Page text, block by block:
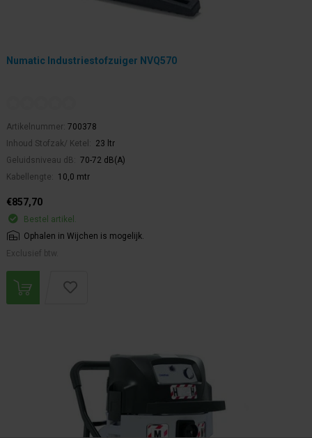
Numatic Industriestofzuiger NVQ570
Artikelnummer: 700378
Inhoud Stofzak/ Ketel:
23 ltr
Geluidsniveau dB:
70-72 dB(A)
Kabellengte:
10,0 mtr
€857,70
Bestel artikel.
Ophalen in Wijchen is mogelijk.
Exclusief btw.